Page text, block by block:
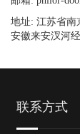
地址: 江苏省南
安徽来安汊河
联系方式